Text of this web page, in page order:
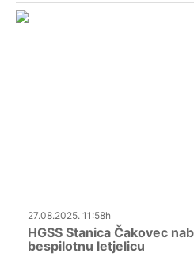
27.08.2025. 11:58h
HGSS Stanica Čakovec
bespilotnu letjelicu